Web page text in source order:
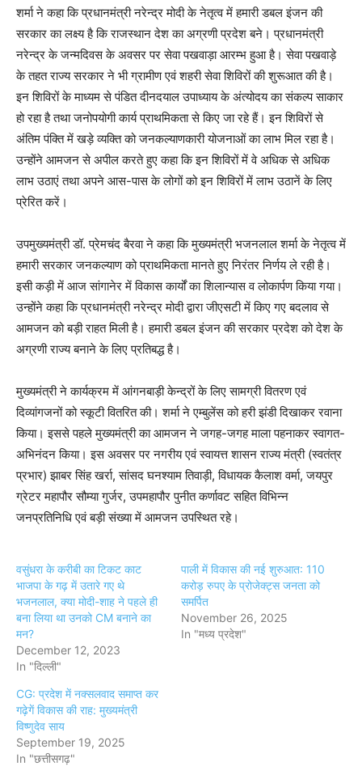
शर्मा ने कहा कि प्रधानमंत्री नरेन्द्र मोदी के नेतृत्व में हमारी डबल इंजन की
सरकार का लक्ष्य है कि राजस्थान देश का अग्रणी प्रदेश बने। प्रधानमंत्री
नरेन्द्र के जन्मदिवस के अवसर पर सेवा पखवाड़ा आरम्भ हुआ है। सेवा पखवाड़े
के तहत राज्य सरकार ने भी ग्रामीण एवं शहरी सेवा शिविरों की शुरूआत की है।
इन शिविरों के माध्यम से पंडित दीनदयाल उपाध्याय के अंत्योदय का संकल्प साकार
हो रहा है तथा जनोपयोगी कार्य प्राथमिकता से किए जा रहे हैं। इन शिविरों से
अंतिम पंक्ति में खड़े व्यक्ति को जनकल्याणकारी योजनाओं का लाभ मिल रहा है।
उन्होंने आमजन से अपील करते हुए कहा कि इन शिविरों में वे अधिक से अधिक
लाभ उठाएं तथा अपने आस-पास के लोगों को इन शिविरों में लाभ उठानें के लिए
प्रेरित करें।
उपमुख्यमंत्री डॉ. प्रेमचंद बैरवा ने कहा कि मुख्यमंत्री भजनलाल शर्मा के नेतृत्व में
हमारी सरकार जनकल्याण को प्राथमिकता मानते हुए निरंतर निर्णय ले रही है।
इसी कड़ी में आज सांगानेर में विकास कार्यों का शिलान्यास व लोकार्पण किया गया।
उन्होंने कहा कि प्रधानमंत्री नरेन्द्र मोदी द्वारा जीएसटी में किए गए बदलाव से
आमजन को बड़ी राहत मिली है। हमारी डबल इंजन की सरकार प्रदेश को देश के
अग्रणी राज्य बनाने के लिए प्रतिबद्ध है।
मुख्यमंत्री ने कार्यक्रम में आंगनबाड़ी केन्द्रों के लिए सामग्री वितरण एवं
दिव्यांगजनों को स्कूटी वितरित की। शर्मा ने एम्बुलेंस को हरी झंडी दिखाकर रवाना
किया। इससे पहले मुख्यमंत्री का आमजन ने जगह-जगह माला पहनाकर स्वागत-
अभिनंदन किया। इस अवसर पर नगरीय एवं स्वायत्त शासन राज्य मंत्री (स्वतंत्र
प्रभार) झाबर सिंह खर्रा, सांसद घनश्याम तिवाड़ी, विधायक कैलाश वर्मा, जयपुर
ग्रेटर महापौर सौम्या गुर्जर, उपमहापौर पुनीत कर्णावट सहित विभिन्न
जनप्रतिनिधि एवं बड़ी संख्या में आमजन उपस्थित रहे।
वसुंधरा के करीबी का टिकट काट
भाजपा के गढ़ में उतारे गए थे
भजनलाल, क्या मोदी-शाह ने पहले ही
बना लिया था उनको CM बनाने का
मन?
December 12, 2023
In "दिल्ली"
पाली में विकास की नई शुरुआत: 110
करोड़ रुपए के प्रोजेक्ट्स जनता को
समर्पित
November 26, 2025
In "मध्य प्रदेश"
CG: प्रदेश में नक्सलवाद समाप्त कर
गढ़ेगें विकास की राह: मुख्यमंत्री
विष्णुदेव साय
September 19, 2025
In "छत्तीसगढ़"